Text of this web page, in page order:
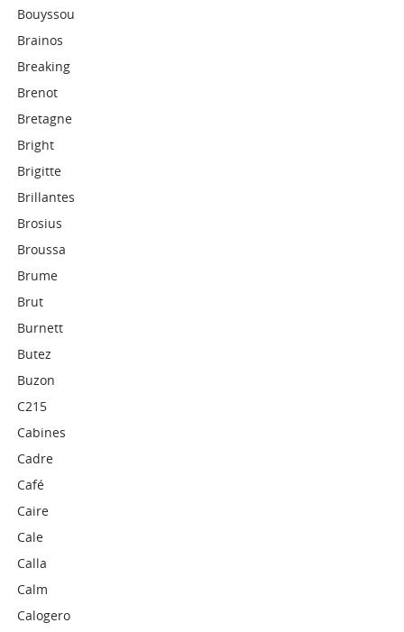
Bouyssou
Brainos
Breaking
Brenot
Bretagne
Bright
Brigitte
Brillantes
Brosius
Broussa
Brume
Brut
Burnett
Butez
Buzon
C215
Cabines
Cadre
Café
Caire
Cale
Calla
Calm
Calogero